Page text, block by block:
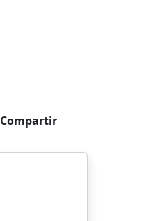
Compartir